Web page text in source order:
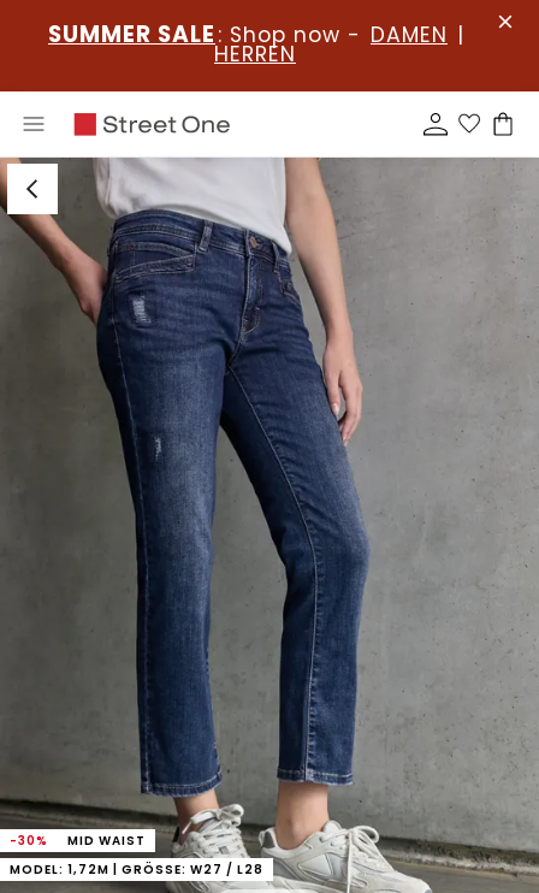
SUMMER SALE : Shop now - DAMEN |
HERREN
-30%
MID WAIST
MODEL: 1,72M | GRÖSSE: W27 / L28